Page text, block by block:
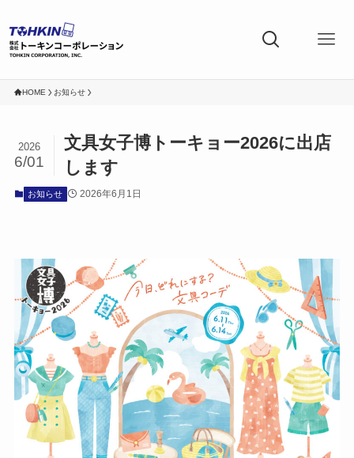
HOME お知らせ
文具女子博トーキョー2026に出店
します
2026
6/01
お知らせ 2026年6月1日